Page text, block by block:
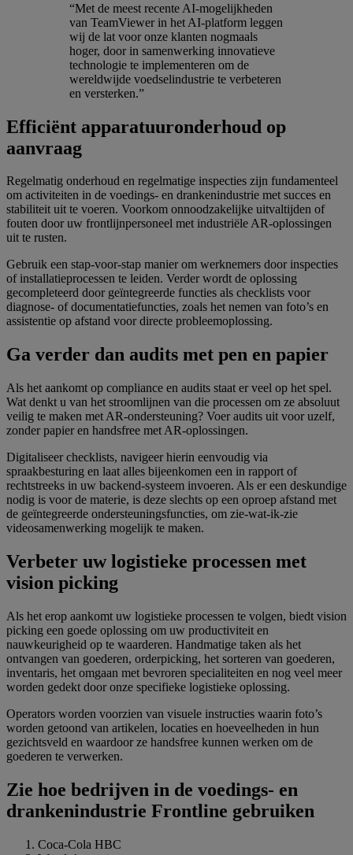
“Met de meest recente AI-mogelijkheden
van TeamViewer in het AI-platform leggen
wij de lat voor onze klanten nogmaals
hoger, door in samenwerking innovatieve
technologie te implementeren om de
wereldwijde voedselindustrie te verbeteren
en versterken.”
Efficiënt apparatuuronderhoud op
aanvraag
Regelmatig onderhoud en regelmatige inspecties zijn fundamenteel
om activiteiten in de voedings- en drankenindustrie met succes en
stabiliteit uit te voeren. Voorkom onnoodzakelijke uitvaltijden of
fouten door uw frontlijnpersoneel met industriële AR-oplossingen
uit te rusten.
Gebruik een stap-voor-stap manier om werknemers door inspecties
of installatieprocessen te leiden. Verder wordt de oplossing
gecompleteerd door geïntegreerde functies als checklists voor
diagnose- of documentatiefuncties, zoals het nemen van foto’s en
assistentie op afstand voor directe probleemoplossing.
Ga verder dan audits met pen en papier
Als het aankomt op compliance en audits staat er veel op het spel.
Wat denkt u van het stroomlijnen van die processen om ze absoluut
veilig te maken met AR-ondersteuning? Voer audits uit voor uzelf,
zonder papier en handsfree met AR-oplossingen.
Digitaliseer checklists, navigeer hierin eenvoudig via
spraakbesturing en laat alles bijeenkomen een in rapport of
rechtstreeks in uw backend-systeem invoeren. Als er een deskundige
nodig is voor de materie, is deze slechts op een oproep afstand met
de geïntegreerde ondersteuningsfuncties, om zie-wat-ik-zie
videosamenwerking mogelijk te maken.
Verbeter uw logistieke processen met
vision picking
Als het erop aankomt uw logistieke processen te volgen, biedt vision
picking een goede oplossing om uw productiviteit en
nauwkeurigheid op te waarderen. Handmatige taken als het
ontvangen van goederen, orderpicking, het sorteren van goederen,
inventaris, het omgaan met bevroren specialiteiten en nog veel meer
worden gedekt door onze specifieke logistieke oplossing.
Operators worden voorzien van visuele instructies waarin foto’s
worden getoond van artikelen, locaties en hoeveelheden in hun
gezichtsveld en waardoor ze handsfree kunnen werken om de
goederen te verwerken.
Zie hoe bedrijven in de voedings- en
drankenindustrie Frontline gebruiken
Coca-Cola HBC